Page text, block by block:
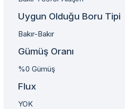
Uygun Olduğu Boru Tipi
Bakır-Bakır
Gümüş Oranı
%0 Gümüş
Flux
YOK